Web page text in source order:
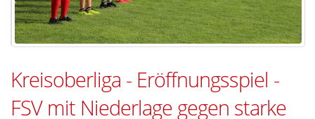
Kreisoberliga - Eröffnungsspiel -
FSV mit Niederlage gegen starke